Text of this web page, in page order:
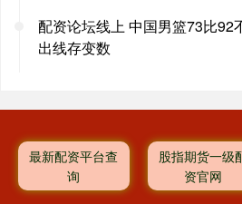
配资论坛线上 中国男篮73比92
出线存变数
最新配资平台查
询
股指期货一级
资官网